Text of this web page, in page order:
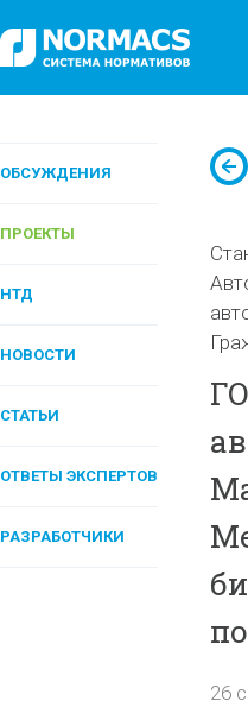
ОБСУЖДЕНИЯ
ПРОЕКТЫ
НТД
НОВОСТИ
СТАТЬИ
ОТВЕТЫ ЭКСПЕРТОВ
РАЗРАБОТЧИКИ
26